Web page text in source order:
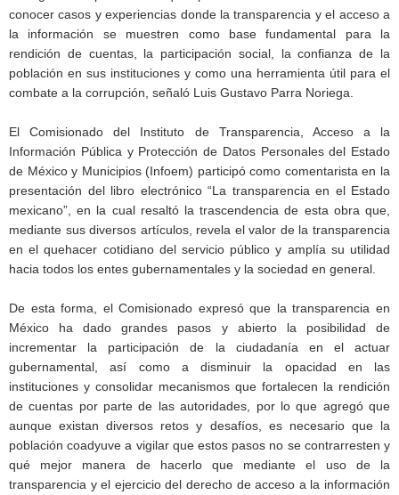
conocer casos y experiencias donde la transparencia y el acceso a
la información se muestren como base fundamental para la
rendición de cuentas, la participación social, la confianza de la
población en sus instituciones y como una herramienta útil para el
combate a la corrupción, señaló Luis Gustavo Parra Noriega.
El Comisionado del Instituto de Transparencia, Acceso a la
Información Pública y Protección de Datos Personales del Estado
de México y Municipios (Infoem) participó como comentarista en la
presentación del libro electrónico “La transparencia en el Estado
mexicano”, en la cual resaltó la trascendencia de esta obra que,
mediante sus diversos artículos, revela el valor de la transparencia
en el quehacer cotidiano del servicio público y amplía su utilidad
hacia todos los entes gubernamentales y la sociedad en general.
De esta forma, el Comisionado expresó que la transparencia en
México ha dado grandes pasos y abierto la posibilidad de
incrementar la participación de la ciudadanía en el actuar
gubernamental, así como a disminuir la opacidad en las
instituciones y consolidar mecanismos que fortalecen la rendición
de cuentas por parte de las autoridades, por lo que agregó que
aunque existan diversos retos y desafíos, es necesario que la
población coadyuve a vigilar que estos pasos no se contrarresten y
qué mejor manera de hacerlo que mediante el uso de la
transparencia y el ejercicio del derecho de acceso a la información